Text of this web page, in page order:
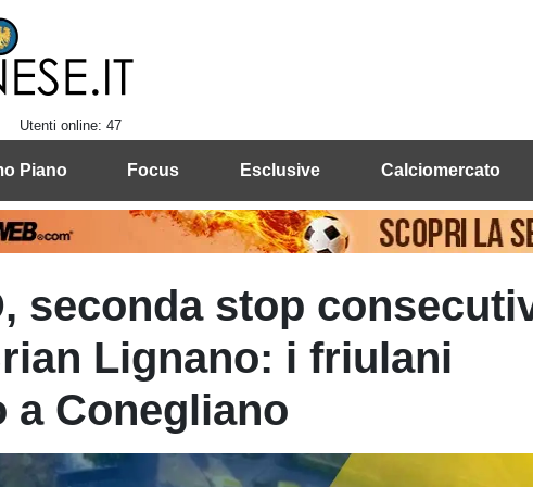
Utenti online: 47
Piano Focus Esclusive Calciomercato
seconda stop
Lignano: i friulani
a Conegliano